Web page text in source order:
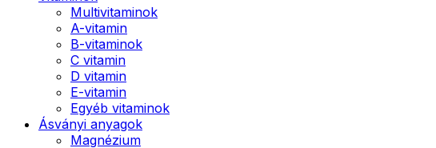
Multivitaminok
A-vitamin
B-vitaminok
C vitamin
D vitamin
E-vitamin
Egyéb vitaminok
Ásványi anyagok
Magnézium